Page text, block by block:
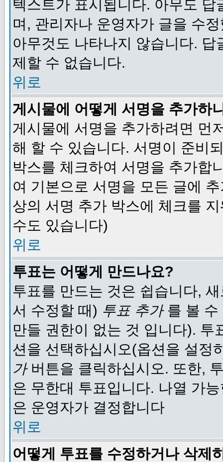
텍스트가 표시됩니다. 아무도
며, 관리자나 운영자가 글을 수
아무것도 나타나지 않습니다.
제할 수 없습니다.
위로
게시물에 어떻게 서명을 추가하
게시물에 서명을 추가하려면 먼
해 할 수 있습니다. 서명이 준비
박스를 체크하여 서명을 추가합
여 기본으로 서명을 모든 글에
상의 서명 추가 박스에 체크를
수도 있습니다)
위로
투표는 어떻게 만드나요?
투표를 만드는 것은 쉽습니다,
서 수정할 때) 투표 추가를 볼 수
만들 권한이 없는 것 입니다).
션을 선택하십시오(옵션을 설정
가버튼을 클릭하십시오. 또한,
은 무한대 투표입니다. 나열 가
은 운영자가 결정합니다
위로
어떻게 투표를 수정하거나 삭제